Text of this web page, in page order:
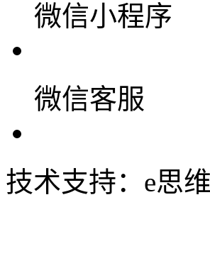
微信小程序
微信客服
技术支持：e思